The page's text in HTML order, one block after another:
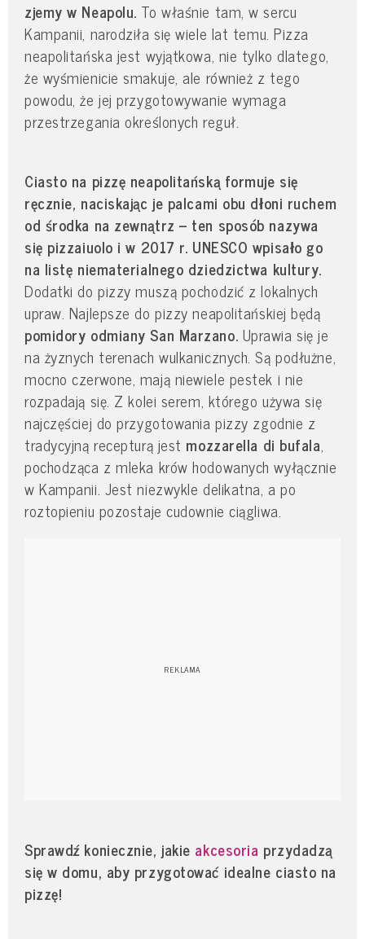
zjemy w Neapolu. To właśnie tam, w sercu
Kampanii, narodziła się wiele lat temu. Pizza
neapolitańska jest wyjątkowa, nie tylko dlatego,
że wyśmienicie smakuje, ale również z tego
powodu, że jej przygotowywanie wymaga
przestrzegania określonych reguł.
Ciasto na pizzę neapolitańską formuje się
ręcznie, naciskając je palcami obu dłoni ruchem
od środka na zewnątrz – ten sposób nazywa
się pizzaiuolo i w 2017 r. UNESCO wpisało go
na listę niematerialnego dziedzictwa kultury.
Dodatki do pizzy muszą pochodzić z lokalnych
upraw. Najlepsze do pizzy neapolitańskiej będą
pomidory odmiany San Marzano. Uprawia się je
na żyznych terenach wulkanicznych. Są podłużne,
mocno czerwone, mają niewiele pestek i nie
rozpadają się. Z kolei serem, którego używa się
najczęściej do przygotowania pizzy zgodnie z
tradycyjną recepturą jest mozzarella di bufala,
pochodząca z mleka krów hodowanych wyłącznie
w Kampanii. Jest niezwykle delikatna, a po
roztopieniu pozostaje cudownie ciągliwa.
Sprawdź koniecznie, jakie akcesoria przydadzą
się w domu, aby przygotować idealne ciasto na
pizzę!